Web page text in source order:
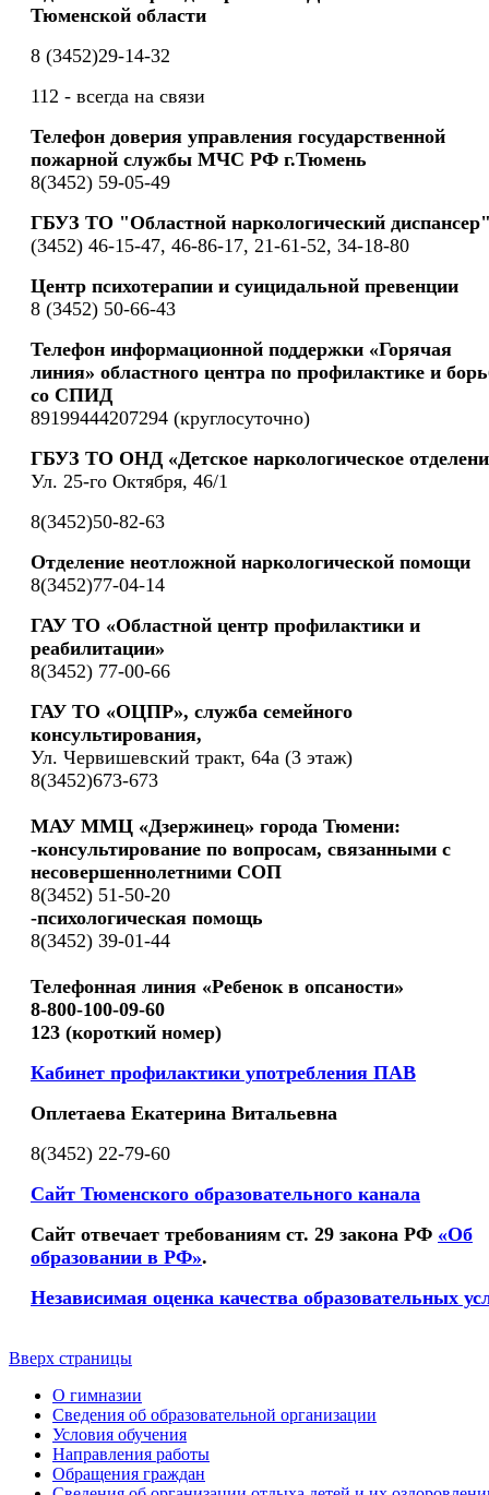
Тюменской области
8 (3452)29-14-32
112 - всегда на связи
Телефон доверия управления государственной
пожарной службы МЧС РФ г.Тюмень
8(3452) 59-05-49
ГБУЗ ТО "Областной наркологический
(3452) 46-15-47, 46-86-17, 21-61-52, 34-18-80
Центр психотерапии и суицидальной превенции
8 (3452) 50-66-43
Телефон информационной поддержки «Горячая
линия» областного центра по профилактике и
со СПИД
89199444207294 (круглосуточно)
ГБУЗ ТО ОНД «Детское наркологическое
Ул. 25-го Октября, 46/1
8(3452)50-82-63
Отделение неотложной наркологической помощи
8(3452)77-04-14
ГАУ ТО «Областной центр профилактики и
реабилитации»
8(3452) 77-00-66
ГАУ ТО «ОЦПР», служба семейного
консультирования,
Ул. Червишевский тракт, 64а (3 этаж)
8(3452)673-673
МАУ ММЦ «Дзержинец» города Тюмени:
-консультирование по вопросам, связанными с
несовершеннолетними СОП
8(3452) 51-50-20
-психологическая помощь
8(3452) 39-01-44
Телефонная линия «Ребенок в опсаности»
8-800-100-09-60
123 (короткий номер)
Кабинет профилактики употребления ПАВ
Оплетаева Екатерина Витальевна
8(3452) 22-79-60
Сайт Тюменского образовательного канала
Сайт отвечает требованиям ст. 29 закона РФ «Об
образовании в РФ».
Независимая оценка качества образовательных
Вверх страницы
О гимназии
Сведения об образовательной организации
Условия обучения
Направления работы
Обращения граждан